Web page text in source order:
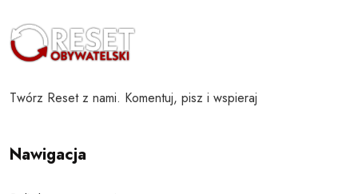
Twórz Reset z nami. Komentuj, pisz i wspieraj
Nawigacja